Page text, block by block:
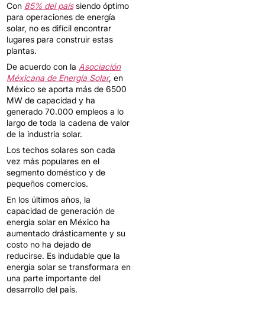
Con 85% del paíssiendo óptimo
para operaciones de energía
solar, no es difícil encontrar
lugares para construir estas
plantas.
De acuerdo con laAsociación
Méxicana de Energía Solar, en
México se aporta más de 6500
MW de capacidad y ha
generado 70.000 empleos a lo
largo de toda la cadena de valor
de la industria solar.
Los techos solares son cada
vez más populares en el
segmento doméstico y de
pequeños comercios.
En los últimos años, la
capacidad de generación de
energía solar en México ha
aumentado drásticamente y su
costo no ha dejado de
reducirse. Es indudable que la
energía solar se transformara en
una parte importante del
desarrollo del país.